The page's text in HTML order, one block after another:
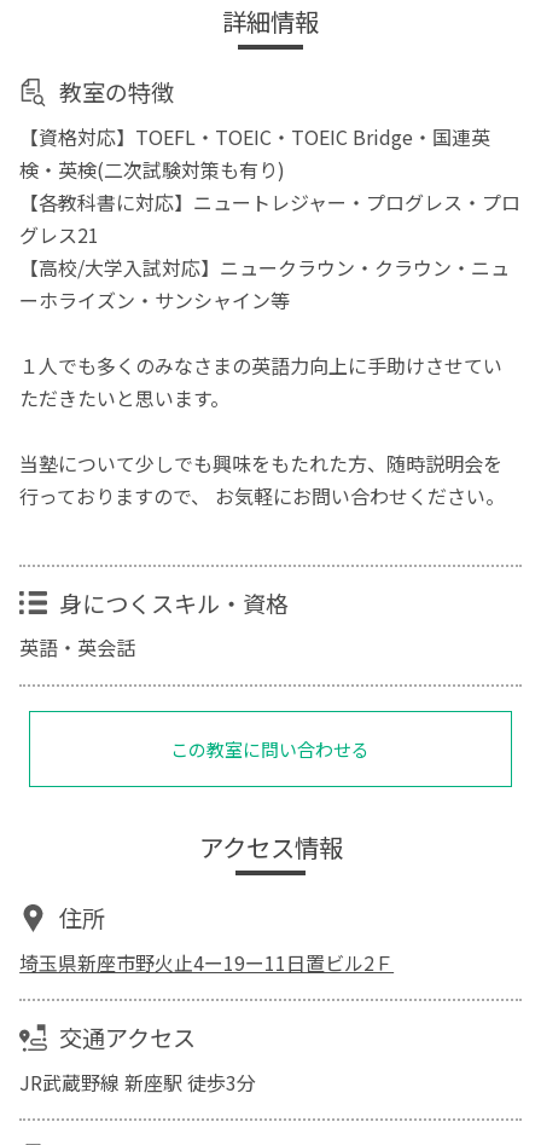
詳細情報
教室の特徴
【資格対応】TOEFL・TOEIC・TOEIC Bridge・国連英
検・英検(二次試験対策も有り)
【各教科書に対応】ニュートレジャー・プログレス・プロ
グレス21
【高校/大学入試対応】ニュークラウン・クラウン・ニュ
ーホライズン・サンシャイン等
１人でも多くのみなさまの英語力向上に手助けさせてい
ただきたいと思います。
当塾について少しでも興味をもたれた方、随時説明会を
行っておりますので、 お気軽にお問い合わせください。
身につくスキル・資格
英語・英会話
この教室に問い合わせる
アクセス情報
住所
埼玉県新座市野火止4ー19ー11日置ビル2Ｆ
交通アクセス
JR武蔵野線 新座駅 徒歩3分